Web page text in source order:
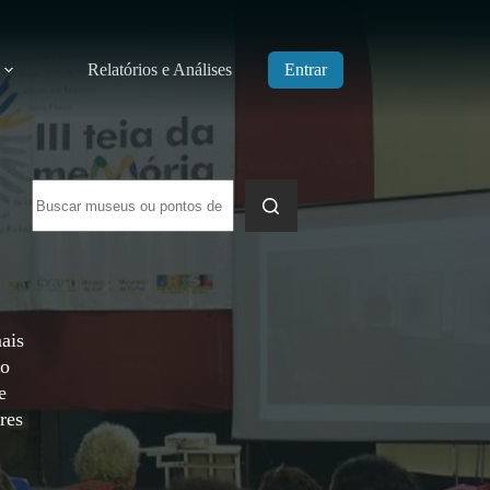
Relatórios e Análises Entrar
resultados